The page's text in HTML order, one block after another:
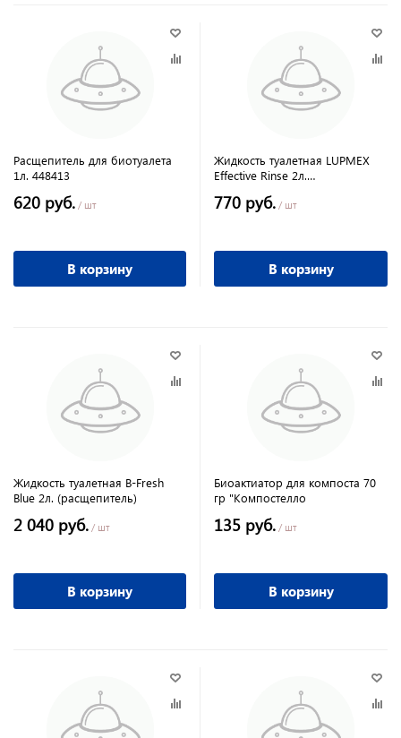
Расщепитель для биотуалета
1л. 448413
620 руб. / шт
В корзину
Жидкость туалетная LUPMEX
Effective Rinse 2л.
770 руб. / шт
В корзину
Жидкость туалетная B-Fresh
Blue 2л. (расщепитель)
2 040 руб. / шт
В корзину
Биоактиатор для компоста 70
гр "Компостелло
135 руб. / шт
В корзину